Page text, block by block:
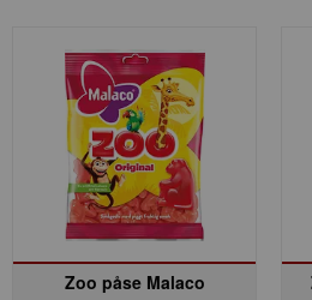
Zoo påse Malaco